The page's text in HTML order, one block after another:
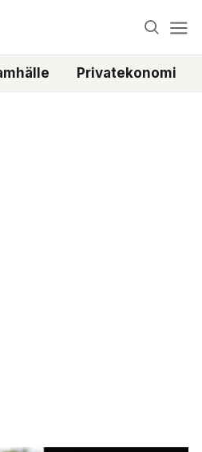
Privatekonomi